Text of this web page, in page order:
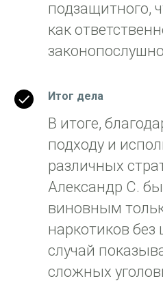
подзащитного,
как
Итог дела
В итоге,
подходу и
различных
Александр С.
виновным
наркотиков
случай
сложных